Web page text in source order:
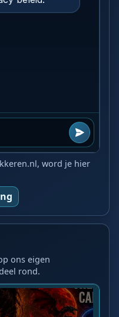
word je hier
ons eigen
rond.